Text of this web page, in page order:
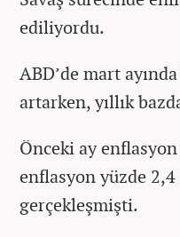
ediliyordu.
ABD’de mart
artarken, yıllık
Önceki ay
enflasyon yüzde
gerçekleşmişti.